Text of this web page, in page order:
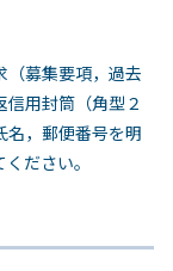
募集要項，過去
用封筒（角型２
名，郵便番号を明
ださい。